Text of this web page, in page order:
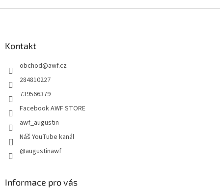
Kontakt
obchod@awf.cz
284810227
739566379
Facebook AWF STORE
awf_augustin
Náš YouTube kanál
@augustinawf
Informace pro vás